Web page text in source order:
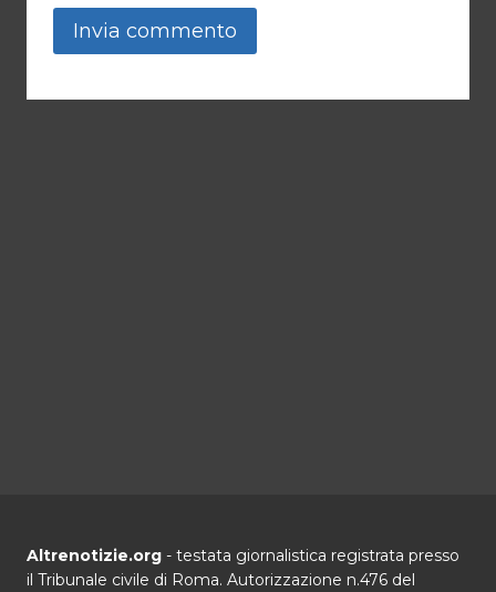
Altrenotizie.org - testata giornalistica registrata presso
il Tribunale civile di Roma. Autorizzazione n.476 del